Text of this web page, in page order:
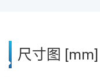
尺寸图 [mm]